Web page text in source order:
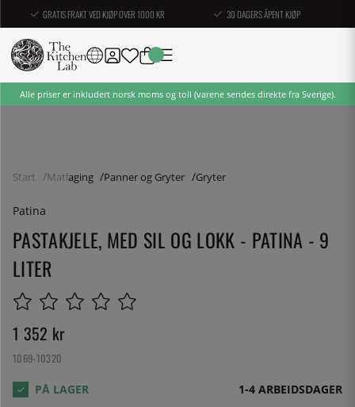
GRATIS FRAKT VED KJØP OVER 1000 KR 30 DAGERS ÅPENT KJØP
Alle priser er inkludert norsk moms og toll (varene sendes direkte fra Sverige).
Start Matlaging Panner og Gryter Gryter
Patina
PASTAKJELE, MED SIL OG LOKK - PATINA - 9
LITER
1 352 kr
1069-10320
1-4 ARBEIDSDAGER